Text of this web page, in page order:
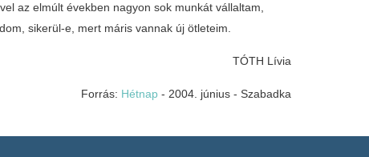
az elmúlt években nagyon sok munkát vállaltam,
sikerül-e, mert máris vannak új ötleteim.
TÓTH Lívia
Forrás: Hétnap - 2004. június - Szabadka